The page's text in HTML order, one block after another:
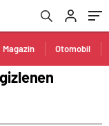
Magazin Otomobil